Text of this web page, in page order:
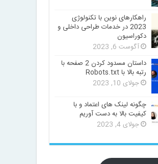
راهکارهای نوین با تکنولوژی
2023 در خدمات طراحی داخلی و
دکوراسیون
آگوست 6, 2023
داستان مسدود کردن 2 صفحه با
رتبه بالا با Robots.txt
جولای 10, 2023
چگونه لینک های اعتماد و با
کیفیت بالا به دست آوریم
جولای 4, 2023